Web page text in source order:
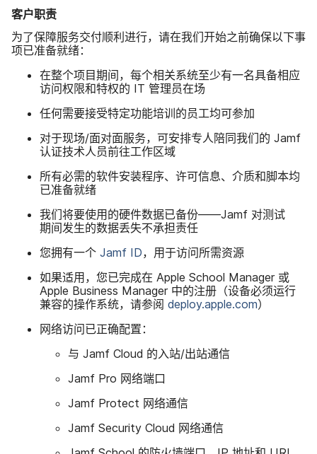
客户​职责
为了​保障​服务​交付​顺利​进行，​请​在​我们​开始​之前确保​以​下事​
项​已​准备​就​绪：
在​整个​项目​期间，​每​个​相​关​系统​至少​有​一​名​具备​相应​
访问​权限​和​特权​的 IT 管理员​在​场
任何​需要​接受​特定​功能​培训​的​员工​均​可​参加
对于​现场​/面​对面​服务，​可​安排专人​陪同​我们​的 Jamf
认证​技术​人员​前往​工作​区域
所有​必需​的​软件​安装​程序、​许可​信息、​介质​和​脚本均​
已​准备​就​绪
我们​将​要​使用​的​硬件​数据​已​备份​——Jamf 对​测​试​
期间​发生​的​数据​丢失​不​承担​责任
您​拥有​一​个 Jamf ID，​用于​访问​所​需​资源
如果​适用，​您​已​完成​在 Apple School Manager 或
Apple Business Manager 中​的​注册​（设备​必须​运行​
兼容​的​操作​系统，​请​参阅 deploy.apple.com）
网络​访问​已​正确​配置：
与 Jamf Cloud 的​入站​/​出站​通信
Jamf Pro 网络​端口
Jamf Protect 网络​通信
Jamf Security Cloud 网络​通信